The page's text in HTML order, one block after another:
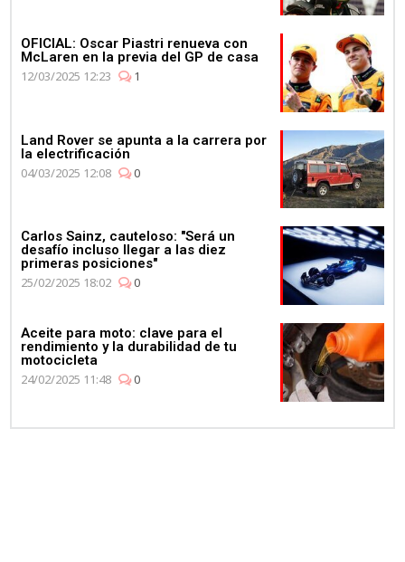
OFICIAL: Oscar Piastri renueva con
McLaren en la previa del GP de casa
12/03/2025 12:23
1
Land Rover se apunta a la carrera por
la electrificación
04/03/2025 12:08
0
Carlos Sainz, cauteloso: "Será un
desafío incluso llegar a las diez
primeras posiciones"
25/02/2025 18:02
0
Aceite para moto: clave para el
rendimiento y la durabilidad de tu
motocicleta
24/02/2025 11:48
0